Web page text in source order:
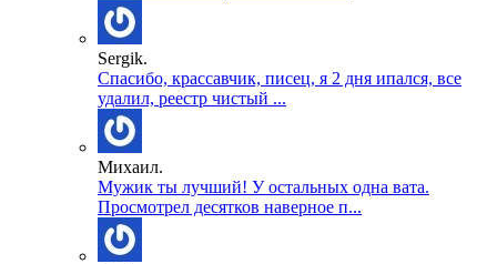
Sergik.
Спасибо, крассавчик, писец, я 2 дня ипался, все
удалил, реестр чистый ...
Михаил.
Мужик ты лучший! У остальных одна вата.
Просмотрел десятков наверное п...